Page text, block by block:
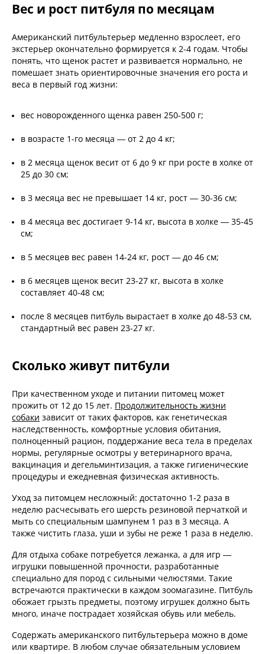
Вес и рост питбуля по месяцам
Американский питбультерьер медленно взрослеет, его
экстерьер окончательно формируется к 2-4 годам. Чтобы
понять, что щенок растет и развивается нормально, не
помешает знать ориентировочные значения его роста и
веса в первый год жизни:
вес новорожденного щенка равен 250-500 г;
в возрасте 1-го месяца — от 2 до 4 кг;
в 2 месяца щенок весит от 6 до 9 кг при росте в холке от
25 до 30 см;
в 3 месяца вес не превышает 14 кг, рост — 30-36 см;
в 4 месяца вес достигает 9-14 кг, высота в холке — 35-45
см;
в 5 месяцев вес равен 14-24 кг, рост — до 46 см;
в 6 месяцев щенок весит 23-27 кг, высота в холке
составляет 40-48 см;
после 8 месяцев питбуль вырастает в холке до 48-53 см,
стандартный вес равен 23-27 кг.
Сколько живут питбули
При качественном уходе и питании питомец может
прожить от 12 до 15 лет. Продолжительность жизни
собаки зависит от таких факторов, как генетическая
наследственность, комфортные условия обитания,
полноценный рацион, поддержание веса тела в пределах
нормы, регулярные осмотры у ветеринарного врача,
вакцинация и дегельминтизация, а также гигиенические
процедуры и ежедневная физическая активность.
Уход за питомцем несложный: достаточно 1-2 раза в
неделю расчесывать его шерсть резиновой перчаткой и
мыть со специальным шампунем 1 раз в 3 месяца. А
также чистить глаза, уши и зубы не реже 1 раза в неделю.
Для отдыха собаке потребуется лежанка, а для игр —
игрушки повышенной прочности, разработанные
специально для пород с сильными челюстями. Такие
встречаются практически в каждом зоомагазине. Питбуль
обожает грызть предметы, поэтому игрушек должно быть
много, иначе пострадает хозяйская обувь или мебель.
Содержать американского питбультерьера можно в доме
или квартире. В любом случае обязательным условием